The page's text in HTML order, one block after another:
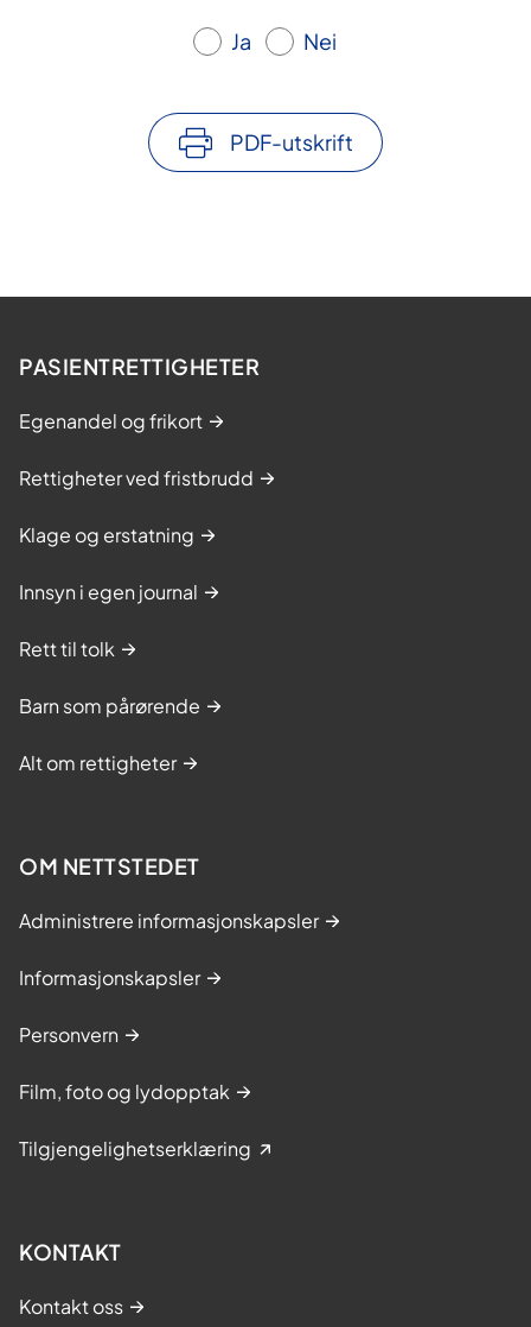
Ja Nei
PDF-utskrift
PASIENTRETTIGHETER
Egenandel og frikort
Rettigheter ved fristbrudd
Klage og erstatning
Innsyn i egen journal
Rett til tolk
Barn som pårørende
Alt om rettigheter
OM NETTSTEDET
Administrere informasjonskapsler
Informasjonskapsler
Personvern
Film, foto og lydopptak
Tilgjengelighetserklæring
KONTAKT
Kontakt oss